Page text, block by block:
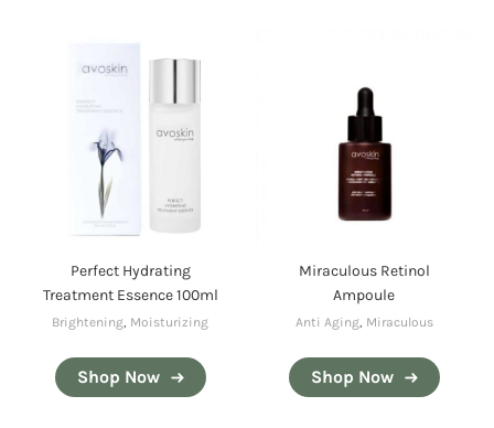
Perfect Hydrating
Treatment Essence 100ml
Brightening, Moisturizing
Shop Now
Miraculous Retinol
Ampoule
Anti Aging, Miraculous
Shop Now